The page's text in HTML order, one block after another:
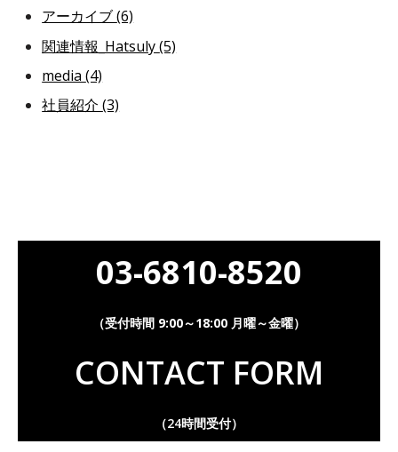
アーカイブ(6)
関連情報_Hatsuly(5)
media(4)
社員紹介(3)
03-6810-8520
（受付時間 9:00～18:00 月曜～金曜）
CONTACT FORM
（24時間受付）